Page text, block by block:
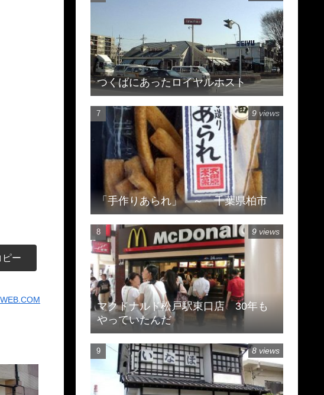
ピー
つくばにあったロイヤルホスト
「手作りあられ」 ～ 千葉県柏市
9 views
マクドナルド松戸駅東口店 30年も
やっていたんだ
9 views
8 views